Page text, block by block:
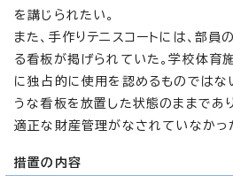
を講じられたい。
また、手作りテニスコートには、部
る看板が掲げられていた。学校体育
に独占的に使用を認めるものではな
うな看板を放置した状態のままであ
適正な財産管理がなされていなかっ
措置の内容